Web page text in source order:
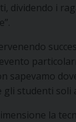
dividendo i
sapevamo
gli studenti soli
la